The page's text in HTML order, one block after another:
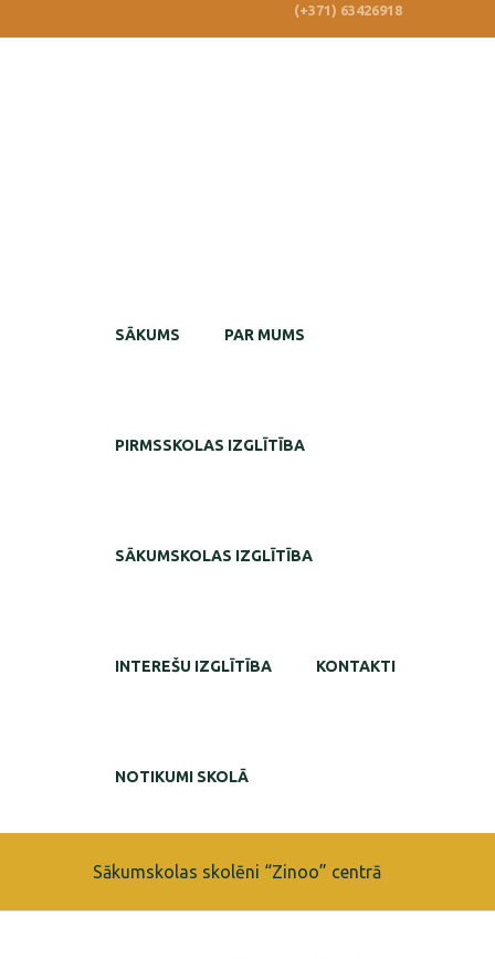
(+371) 63426918
SĀKUMS PAR MUMS
PIRMSSKOLAS IZGLĪTĪBA
SĀKUMSKOLAS IZGLĪTĪBA
INTEREŠU IZGLĪTĪBA KONTAKTI
NOTIKUMI SKOLĀ
Sākumskolas skolēni “Zinoo” centrā